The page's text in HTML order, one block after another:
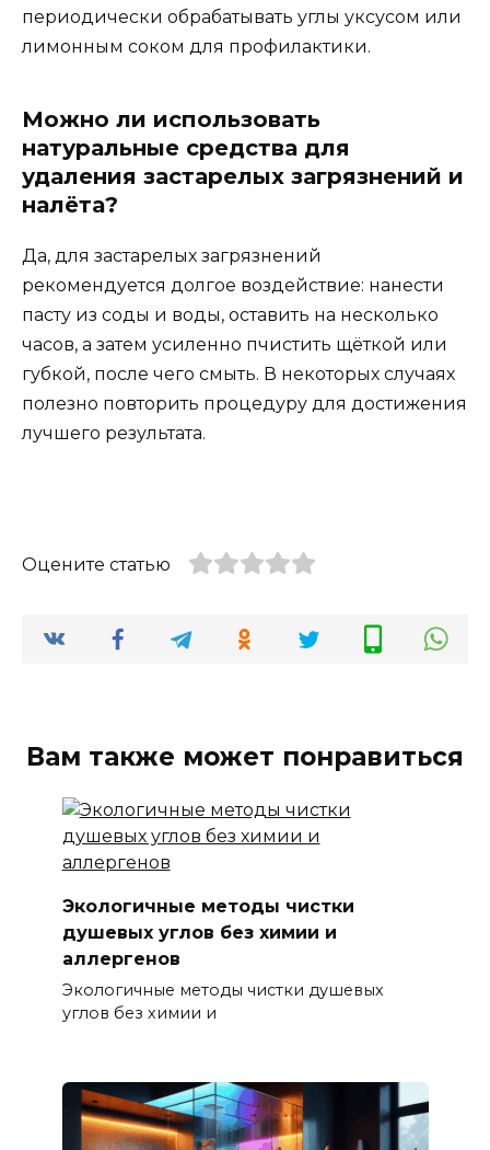
периодически обрабатывать углы уксусом или
лимонным соком для профилактики.
Можно ли использовать
натуральные средства для
удаления застарелых загрязнений и
налёта?
Да, для застарелых загрязнений
рекомендуется долгое воздействие: нанести
пасту из соды и воды, оставить на несколько
часов, а затем усиленно пчистить щёткой или
губкой, после чего смыть. В некоторых случаях
полезно повторить процедуру для достижения
лучшего результата.
Оцените статью
Вам также может понравиться
Экологичные методы чистки
душевых углов без химии и
аллергенов
Экологичные методы чистки душевых
углов без химии и